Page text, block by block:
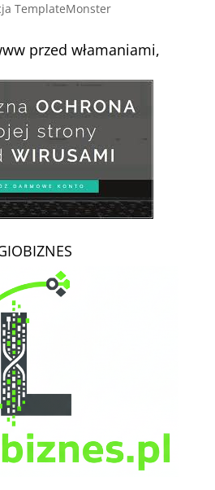
TemplateMonster
przed włamaniami,